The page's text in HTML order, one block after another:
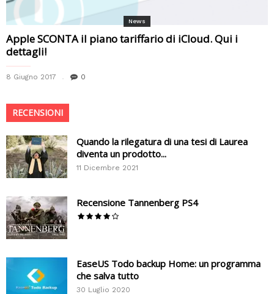
News
Apple SCONTA il piano tariffario di iCloud. Qui i
dettagli!
8 Giugno 2017 0
RECENSIONI
Quando la rilegatura di una tesi di Laurea
diventa un prodotto...
11 Dicembre 2021
Recensione Tannenberg PS4
EaseUS Todo backup Home: un programma
che salva tutto
30 Luglio 2020